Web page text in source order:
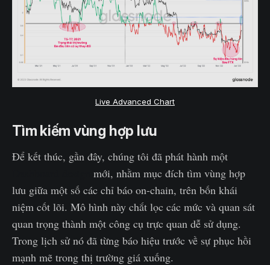
Live Advanced Chart
Tìm kiếm vùng hợp lưu
Để kết thúc, gần đây, chúng tôi đã phát hành một
mới, nhằm mục đích tìm vùng hợp
lưu giữa một số các chỉ báo on-chain, trên bốn khái
niệm cốt lõi. Mô hình này chắt lọc các mức và quan sát
quan trọng thành một công cụ trực quan dễ sử dụng.
Trong lịch sử nó đã từng báo hiệu trước về sự phục hồi
mạnh mẽ trong thị trường giá xuống.